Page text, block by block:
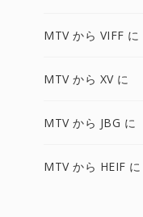
MTV から VIFF に
MTV から XV に
MTV から JBG に
MTV から HEIF に